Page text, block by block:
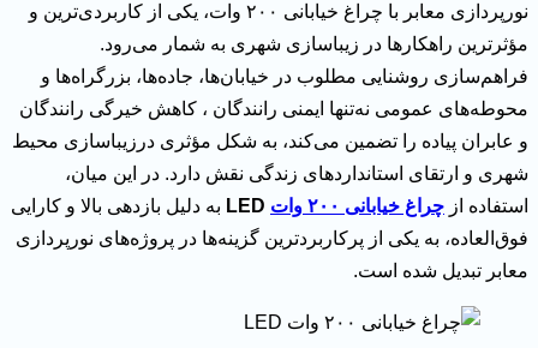
نورپردازی معابر با چراغ خیابانی ۲۰۰ وات، یکی از کاربردی‌ترین و
مؤثرترین راهکارها در زیباسازی شهری به شمار می‌رود.
فراهم‌سازی روشنایی مطلوب در خیابان‌ها، جاده‌ها، بزرگراه‌ها و
محوطه‌های عمومی نه‌تنها ایمنی رانندگان ، کاهش خیرگی رانندگان
و عابران پیاده را تضمین می‌کند، به شکل مؤثری درزیباسازی محیط
شهری و ارتقای استانداردهای زندگی نقش دارد. در این میان،
استفاده از چراغ خیابانی ۲۰۰ وات
به دلیل بازدهی بالا و کارایی
فوق‌العاده، به یکی از پرکاربردترین گزینه‌ها در پروژه‌های نورپردازی
معابر تبدیل شده است.